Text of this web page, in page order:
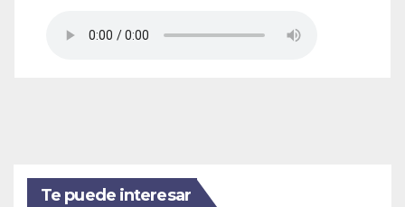
Te puede interesar